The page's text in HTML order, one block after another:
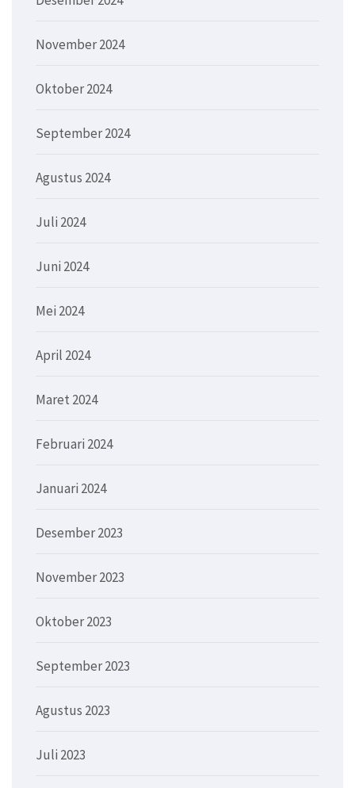
November 2024
Oktober 2024
September 2024
Agustus 2024
Juli 2024
Juni 2024
Mei 2024
April 2024
Maret 2024
Februari 2024
Januari 2024
Desember 2023
November 2023
Oktober 2023
September 2023
Agustus 2023
Juli 2023